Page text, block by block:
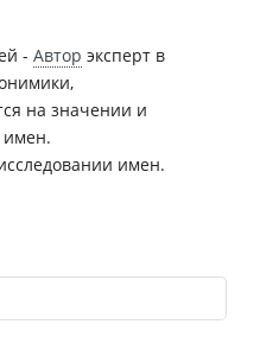
- Автор эксперт в
на значении и
имен.
имен.